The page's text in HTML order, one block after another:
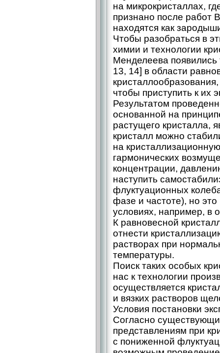
на микрокристаллах,
признано после работ
находятся как
Чтобы разобраться в
химии и технологии
Менделеева появились
13, 14] в области
чтобы приступить к их
Результатом
основанной на
растущего кристалла,
кристалл можно
на
гармонических
концентрации,
наступить
флуктуационных
фазе и частоте), но
условиях, например, в
К равновесной
отнести
растворах при
температуры.
Поиск таких особых
нас к технологии
осуществляется
и вязких растворов
Условия постановки
Согласно
представлениям при
с пониженной